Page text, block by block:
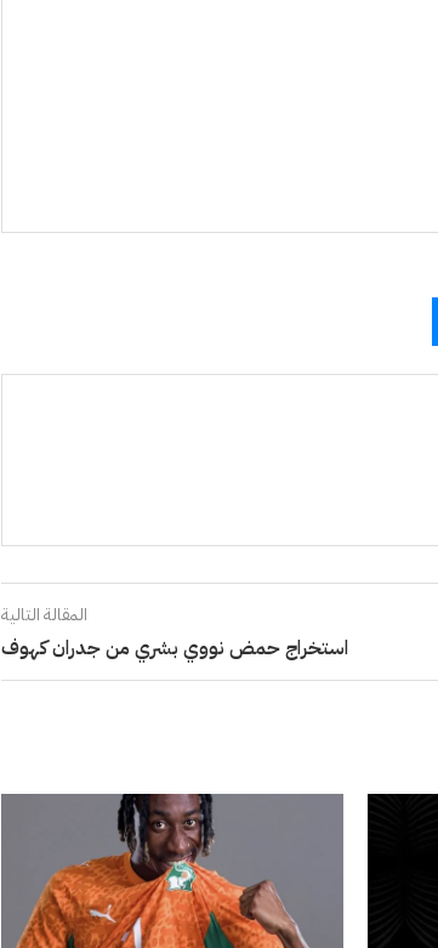
المقالة التالية
استخراج حمض نووي بشري من جدران كهوف